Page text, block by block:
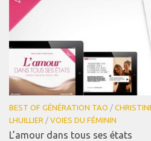
BEST OF GÉNÉRATION TAO /
LHUILLIER / VOIES DU FÉMININ
L’amour dans tous ses états